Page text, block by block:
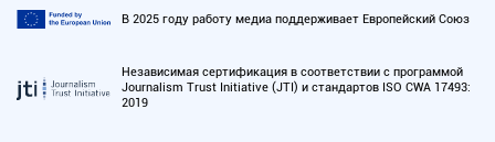
В 2025 году работу медиа поддерживает Европейский Союз
Независимая сертификация в соответствии с программой
Journalism Trust Initiative (JTI) и стандартов ISO CWA 17493:
2019